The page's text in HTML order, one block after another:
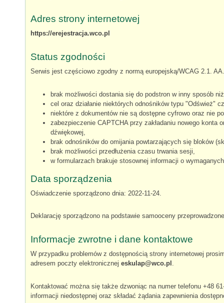
Adres strony internetowej
https://erejestracja.wco.pl
Status zgodności
Serwis jest częściowo zgodny z normą europejską/WCAG 2.1.
brak możliwości dostania się do podstron w inny sposób
cel oraz działanie niektórych odnośników typu "Odśwież"
niektóre z dokumentów nie są dostępne cyfrowo oraz nie
zabezpieczenie CAPTCHA przy zakładaniu nowego konta
dźwiękowej,
brak odnośników do omijania powtarzających się bloków
brak możliwości przedłużenia czasu trwania sesji,
w formularzach brakuje stosownej informacji o
Data sporządzenia
Oświadczenie sporządzono dnia: 2022-11-24
Deklarację sporządzono na podstawie samooceny
Informacje zwrotne i dane kontaktowe
W przypadku problemów z dostępnością strony internetowej
adresem poczty elektronicznej eskulap@wco.pl
Kontaktować można się także dzwoniąc na numer telefonu +48
informacji niedostępnej oraz składać żądania zapewnienia